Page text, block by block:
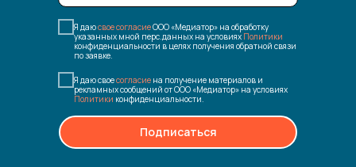
Я даюсвое согласиеООО «Медиатор» на обработку
указанных мной перс.данных на условиях Политики
конфиденциальности в целях получения обратной связи
по заявке.
Я даю своесогласие на получение материалов и
рекламных сообщений от ООО «Медиатор» на условиях
Политики конфиденциальности.
Подписаться